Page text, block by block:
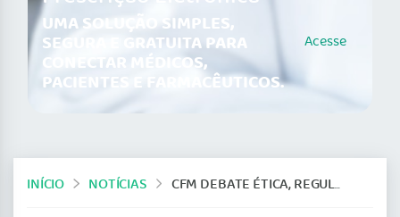
UMA SOLUÇÃO SIMPLES,
SEGURA E GRATUITA PARA
CONECTAR MÉDICOS,
PACIENTES E FARMACÊUTICOS.
Acesse
INÍCIO NOTÍCIAS CFM DEBATE ÉTICA, REGULAÇÃO E INOVAÇÃO NO IV FÓRUM DE ORTOPEDIA E TRAUMATOLOGIA